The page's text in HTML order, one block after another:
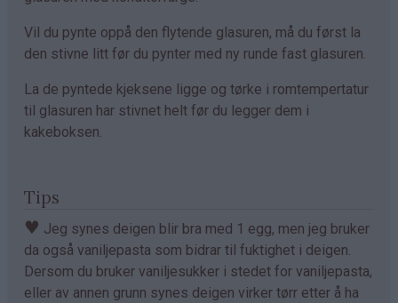
Vil du pynte oppå den flytende glasuren, må du først la
den stivne litt før du pynter med ny runde fast glasuren.
La de pyntede kjeksene ligge og tørke i romtempertatur
til glasuren har stivnet helt før du legger dem i
kakeboksen.
Tips
♥ Jeg synes deigen blir bra med 1 egg, men jeg bruker
da også vaniljepasta som bidrar til fuktighet i deigen.
Dersom du bruker vaniljesukker i stedet for vaniljepasta,
eller av annen grunn synes deigen virker tørr etter å ha